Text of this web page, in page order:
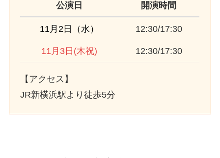
公演日 開演時間
11月2日（水） 12:30/17:30
11月3日(木祝) 12:30/17:30
【アクセス】
JR新横浜駅より徒歩5分